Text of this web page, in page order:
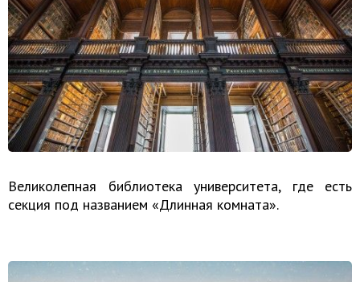
Великолепная библиотека университета, где есть
секция под названием «Длинная комната».